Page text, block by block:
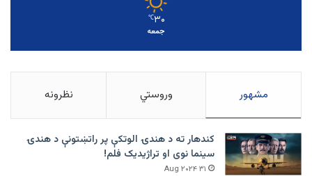
۳۰℃
جمعه
مشهور وروستي نظرونه
کندهار ته د هندۍ الوتکې پر راتښتونې د هندۍ
سینما نوی او تراژيديک فلم!
۳۱ Aug ۲۰۲۴